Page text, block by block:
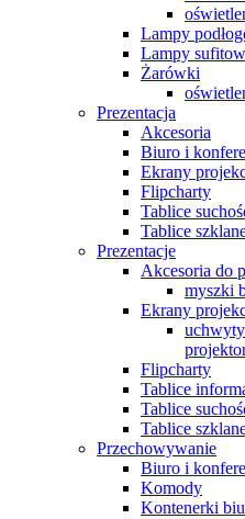
Lampy
Lampy
Żarówki
Prezentacja
Akcesoria
Biuro i
Ekrany
Flipcharty
Tablice
Tablice
Prezentacje
Akcesoria do
myszki
Ekrany
Flipcharty
Tablice
Tablice
Tablice
Przechowywanie
Biuro i
Komody
Kontenerki